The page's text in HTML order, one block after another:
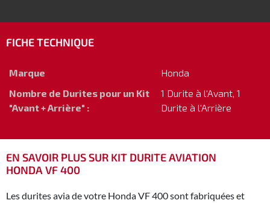
FICHE TECHNIQUE
Marque
Honda
Nombre de Durites pour un Kit
"Avant + Arrière" :
1 Durite à l'Avant, 1
Durite à l'Arrière
EN SAVOIR PLUS SUR KIT DURITE AVIATION
HONDA VF 400
Les durites avia de votre Honda VF 400 sont fabriquées et